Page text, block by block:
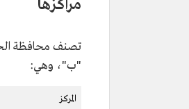
مراكزها
"ب"، وهي:
المركز